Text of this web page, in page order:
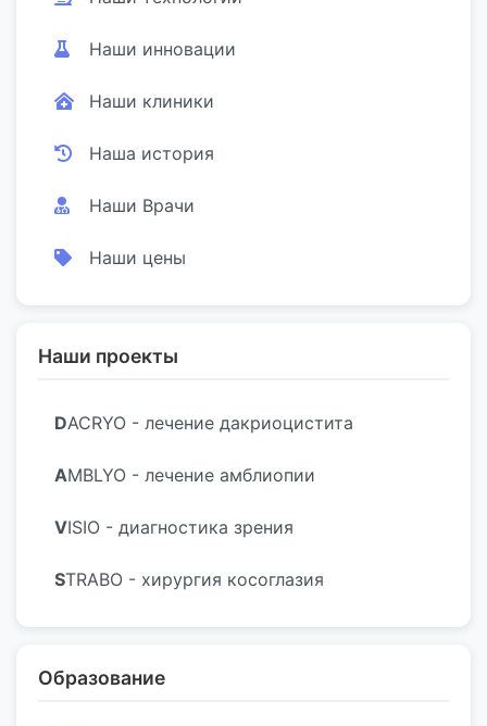
Наши инновации
Наши клиники
Наша история
Наши Врачи
Наши цены
Наши проекты
DACRYO - лечение дакриоцистита
AMBLYO - лечение амблиопии
VISIO - диагностика зрения
STRABO - хирургия косоглазия
Образование